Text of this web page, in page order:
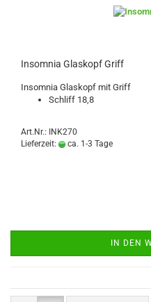
Insomnia Glaskopf Griff
Insomnia Glaskopf mit Griff
Schliff 18,8
Art.Nr.: INK270
Lieferzeit:
ca. 1-3 Tage
IN DEN